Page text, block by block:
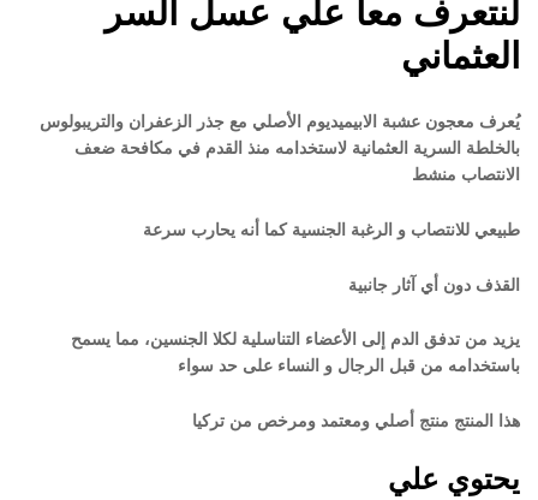
لنتعرف معا علي عسل السر
العثماني
يُعرف معجون عشبة الابيميديوم الأصلي مع جذر الزعفران والتريبولوس
بالخلطة السرية العثمانية لاستخدامه منذ القدم في مكافحة ضعف
الانتصاب منشط
طبيعي للانتصاب و الرغبة الجنسية كما أنه يحارب سرعة
القذف دون أي آثار جانبية
يزيد من تدفق الدم إلى الأعضاء التناسلية لكلا الجنسين، مما يسمح
باستخدامه من قبل الرجال و النساء على حد سواء
هذا المنتج منتج أصلي ومعتمد ومرخص من تركيا
يحتوي علي